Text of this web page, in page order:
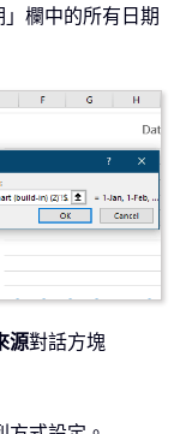
欄中的所有日期
源對話方塊